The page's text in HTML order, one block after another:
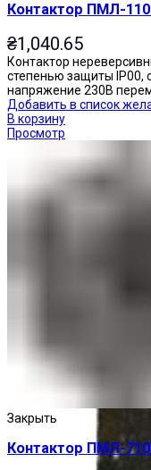
Контактор ПМЛ-
₴1,040.65
Контактор
степенью защиты IP00,
напряжение 230В
Добавить в список
В корзину
Просмотр
Закрыть
Контактор ПМЛ-